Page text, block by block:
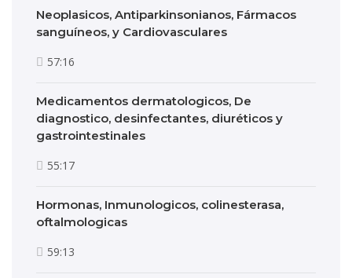
Neoplasicos, Antiparkinsonianos, Fármacos
sanguíneos, y Cardiovasculares
57:16
Medicamentos dermatologicos, De
diagnostico, desinfectantes, diuréticos y
gastrointestinales
55:17
Hormonas, Inmunologicos, colinesterasa,
oftalmologicas
59:13